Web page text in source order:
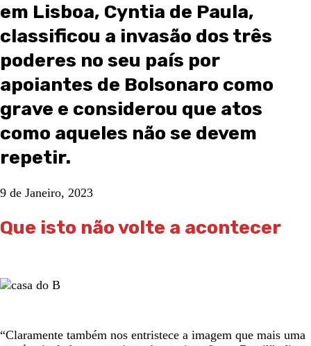
em Lisboa, Cyntia de Paula,
classificou a invasão dos três
poderes no seu país por
apoiantes de Bolsonaro como
grave e considerou que atos
como aqueles não se devem
repetir.
9 de Janeiro, 2023
Que isto não volte a acontecer
“Claramente também nos entristece a imagem que mais uma